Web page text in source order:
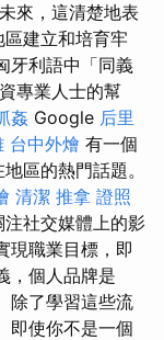
來，這清楚地表
建立和培育牢
牙利語中「同義
專業人士的幫
姦 Google 后里
台中外燴 有一個
區的熱門話題。
清潔 推拿 證照
社交媒體上的影
現職業目標，即
，個人品牌是
除了學習這些流
即使你不是一個